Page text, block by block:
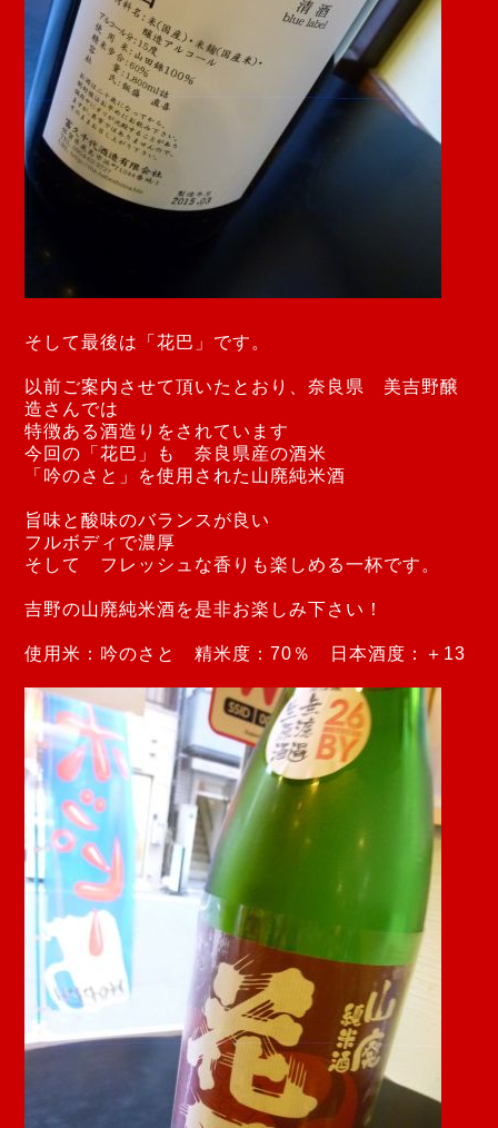
そして最後は「花巴」です。
以前ご案内させて頂いたとおり、奈良県 美吉野醸
造さんでは
特徴ある酒造りをされています
今回の「花巴」も 奈良県産の酒米
「吟のさと」を使用された 山廃純米酒
旨味と酸味のバランスが良い
フルボディで濃厚
そして フレッシュな香りも楽しめる一杯です。
吉野の山廃純米酒を是非お楽しみ下さい！
使用米：吟のさと 精米度：70％ 日本酒度：＋13